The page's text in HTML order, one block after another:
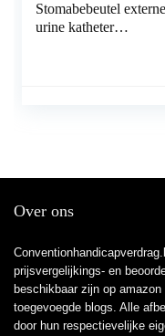
Stomabebeutel externe
urine katheter
Over ons
prijsvergelijkings- en
beschikbaar zijn op
toegevoegde blogs. Alle
door hun respectievelijke